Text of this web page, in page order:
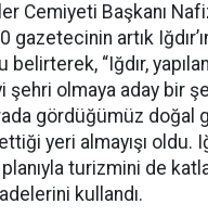
Cemiyeti Başkanı
gazetecinin artık
“Iğdır,
şehri olmaya aday bir
gördüğümüz doğal
yeri almayışı oldu.
turizmini de
kullandı.